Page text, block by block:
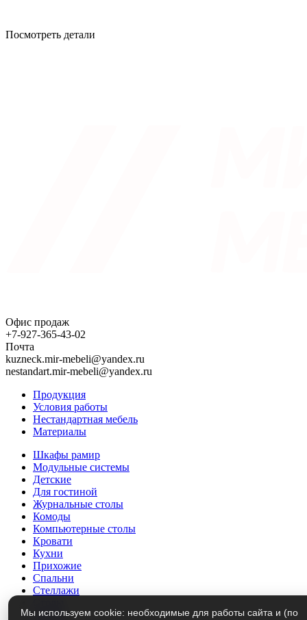
Посмотреть детали
Офис продаж
+7-927-365-43-02
Почта
kuzneck.mir-mebeli@yandex.ru
nestandart.mir-mebeli@yandex.ru
Продукция
Условия работы
Нестандартная мебель
Материалы
Шкафы рамир
Модульные системы
Детские
Для гостиной
Журнальные столы
Комоды
Компьютерные столы
Кровати
Кухни
Прихожие
Спальни
Стеллажи
Трюмо
Мы используем cookie: необходимые для работы сайта и (по